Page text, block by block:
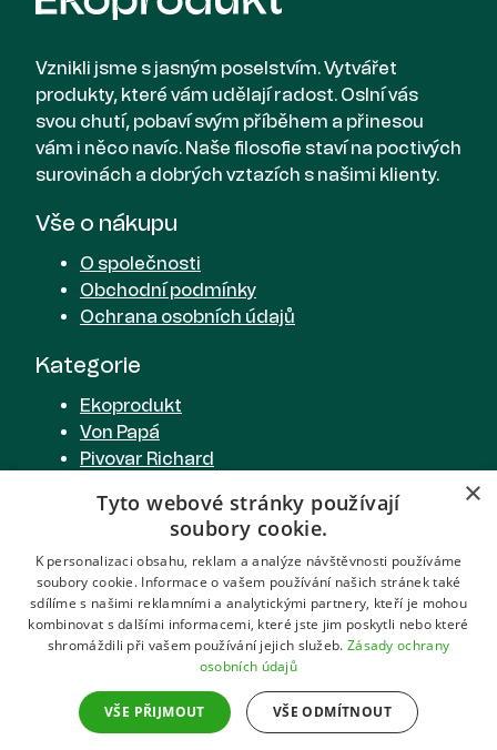
Vznikli jsme s jasným poselstvím. Vytvářet
produkty, které vám udělají radost. Oslní vás
svou chutí, pobaví svým příběhem a přinesou
vám i něco navíc. Naše filosofie staví na poctivých
surovinách a dobrých vztazích s našimi klienty.
Vše o nákupu
O společnosti
Obchodní podmínky
Ochrana osobních údajů
Kategorie
Ekoprodukt
Von Papá
Pivovar Richard
Richardova limonáda
Pivovarská restaurace
Spojte se s námi
+420 608 958 409
info@ekoprodukt.cz
×
Tyto webové stránky používají
soubory cookie.
K personalizaci obsahu, reklam a analýze návštěvnosti používáme
soubory cookie. Informace o vašem používání našich stránek také
sdílíme s našimi reklamními a analytickými partnery, kteří je mohou
kombinovat s dalšími informacemi, které jste jim poskytli nebo které
shromáždili při vašem používání jejich služeb. Zásady ochrany
osobních údajů
VŠE PŘIJMOUT VŠE ODMÍTNOUT